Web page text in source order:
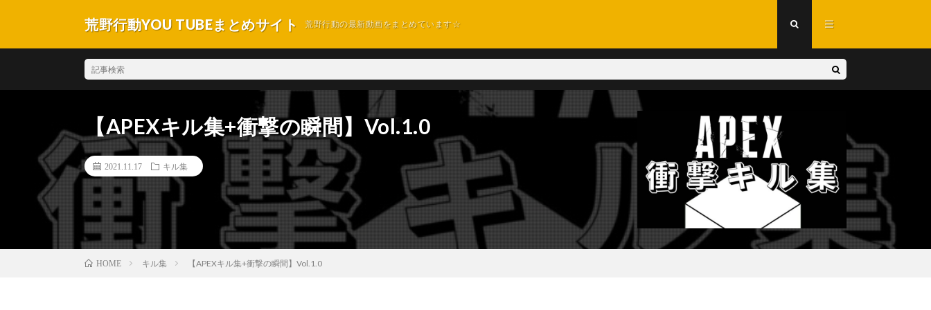
荒野行動YOU TUBEまとめサイト 荒野行動の最新動画をまとめています☆
【APEXキル集+衝撃の瞬間】Vol.1.0
2021.11.17 キル集
HOME キル集 【APEXキル集+衝撃の瞬間】Vol.1.0